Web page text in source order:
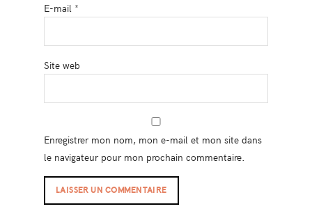
E-mail *
Site web
Enregistrer mon nom, mon e-mail et mon site dans
le navigateur pour mon prochain commentaire.